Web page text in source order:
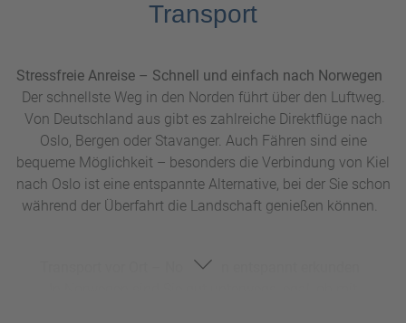
Transport
Stressfreie Anreise – Schnell und einfach nach Norwegen
Der schnellste Weg in den Norden führt über den Luftweg.
Von Deutschland aus gibt es zahlreiche Direktflüge nach
Oslo, Bergen oder Stavanger. Auch Fähren sind eine
bequeme Möglichkeit – besonders die Verbindung von Kiel
nach Oslo ist eine entspannte Alternative, bei der Sie schon
während der Überfahrt die Landschaft genießen können.
Transport vor Ort – Norwegen entspannt erkunden